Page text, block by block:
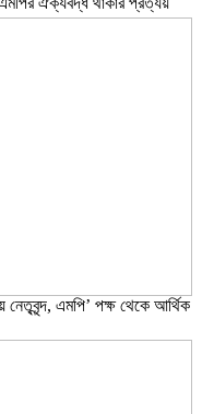
নেতৃবৃন্দ, এমপি’ পক্ষ থেকে আর্থিক